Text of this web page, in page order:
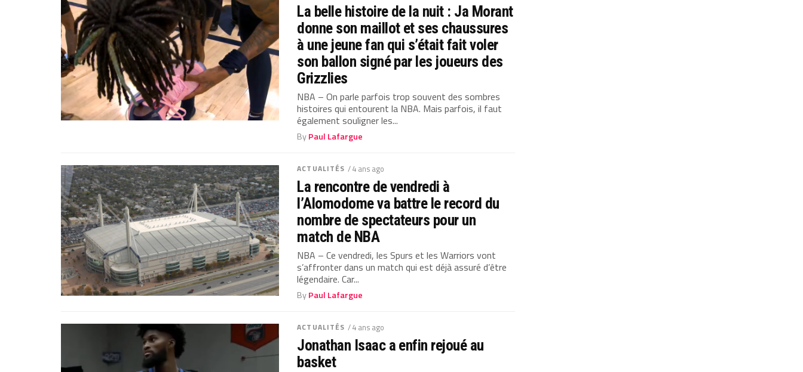
La belle histoire de la nuit : Ja Morant
donne son maillot et ses chaussures
à une jeune fan qui s’était fait voler
son ballon signé par les joueurs des
Grizzlies
NBA – On parle parfois trop souvent des sombres
histoires qui entourent la NBA. Mais parfois, il faut
également souligner les...
ByPaul Lafargue
ACTUALITÉS / 4 ans ago
La rencontre de vendredi à
l’Alomodome va battre le record du
nombre de spectateurs pour un
match de NBA
NBA – Ce vendredi, les Spurs et les Warriors vont
s’affronter dans un match qui est déjà assuré d’être
légendaire. Car...
ByPaul Lafargue
ACTUALITÉS / 4 ans ago
Jonathan Isaac a enfin rejoué au
basket